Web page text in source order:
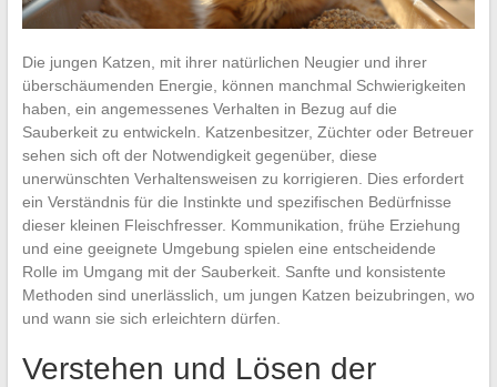
Die jungen Katzen, mit ihrer natürlichen Neugier und ihrer
überschäumenden Energie, können manchmal Schwierigkeiten
haben, ein angemessenes Verhalten in Bezug auf die
Sauberkeit zu entwickeln. Katzenbesitzer, Züchter oder Betreuer
sehen sich oft der Notwendigkeit gegenüber, diese
unerwünschten Verhaltensweisen zu korrigieren. Dies erfordert
ein Verständnis für die Instinkte und spezifischen Bedürfnisse
dieser kleinen Fleischfresser. Kommunikation, frühe Erziehung
und eine geeignete Umgebung spielen eine entscheidende
Rolle im Umgang mit der Sauberkeit. Sanfte und konsistente
Methoden sind unerlässlich, um jungen Katzen beizubringen, wo
und wann sie sich erleichtern dürfen.
Verstehen und Lösen der